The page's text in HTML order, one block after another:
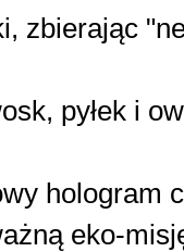
zbierając
pyłek i
hologram
eko-